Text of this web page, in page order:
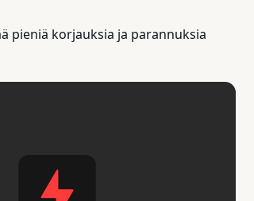
pieniä korjauksia ja parannuksia